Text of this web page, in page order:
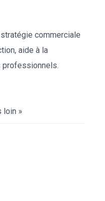
commerciale
aide à la
professionnels.
loin »